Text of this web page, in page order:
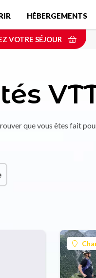
HÉBERGEMENTS
VOTRE SÉJOUR
que vous êtes fait